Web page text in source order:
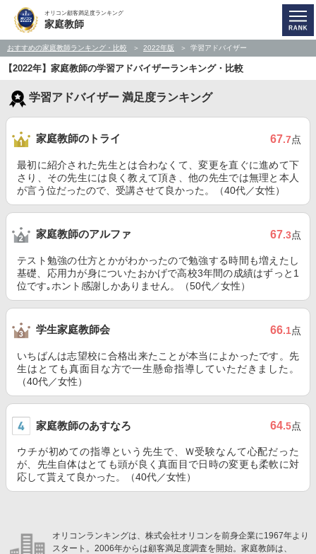
オリコン顧客満足度ランキング
家庭教師
おすすめの家庭教師ランキング・比較 2022年版 学習アドバイザー
【2022年】家庭教師の学習アドバイザーランキング・比較
学習アドバイザー 満足度ランキング
家庭教師のトライ 67.7点
最初に紹介された先生とは合わなくて、変更を直ぐに進めて下
さり、その先生には良く教えて頂き、他の先生では無理と本人
が言う位だったので、受講させて良かった。（40代／女性）
家庭教師のアルファ 67.3点
テスト勉強の仕方とかがわかったので勉強する時間も増えたし
基礎、応用力が身についたおかげで高校3年間の成績はずっと1
位です｡ホント感謝しかありません。（50代／女性）
学生家庭教師会 66.1点
いちばんは志望校に合格出来たことが本当によかったです。先
生はとても真面目な方で一生懸命指導していただきました。
（40代／女性）
家庭教師のあすなろ 64.5点
ウチが初めての指導という先生で、Ｗ受験なんて心配だった
が、先生自体はとても頭が良く真面目で日時の変更も柔軟に対
応して貰えて良かった。（40代／女性）
オリコンランキングは、株式会社オリコンを前身企業に1967年より
スタート。2006年からは顧客満足度調査を開始。家庭教師は、